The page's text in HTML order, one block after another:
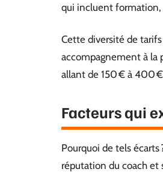
qui incluent formation,
Cette diversité de
accompagnement à la
allant de 150 € à 400
Facteurs qui
Pourquoi de tels écarts
réputation du coach et